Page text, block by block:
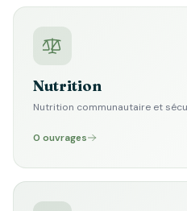
Nutrition
Nutrition communautaire et
0 ouvrages